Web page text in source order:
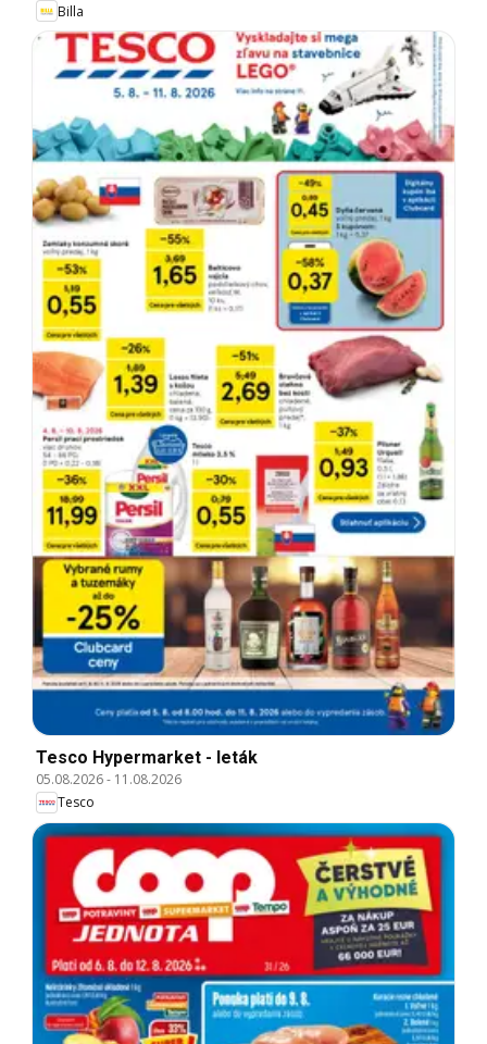
Billa
Tesco Hypermarket - leták
05.08.2026- 11.08.2026
Tesco